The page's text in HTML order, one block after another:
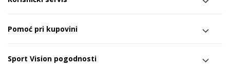
Pomoć pri kupovini
Sport Vision pogodnosti